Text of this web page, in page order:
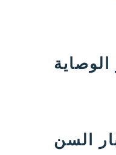
السن